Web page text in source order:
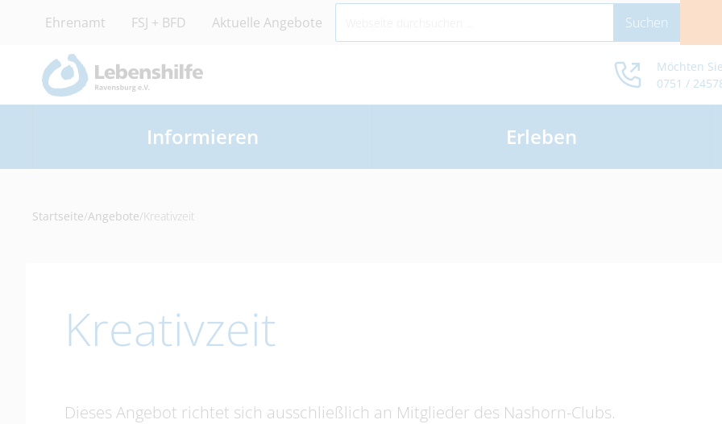
Ehrenamt FSJ + BFD Aktuelle Angebote
Möchten
0751 /
Informieren Erleben
Startseite/Angebote/Kreativzeit
Kreativzeit
Dieses Angebot richtet sich ausschließlich an Mitglieder des Nashorn-Clubs.